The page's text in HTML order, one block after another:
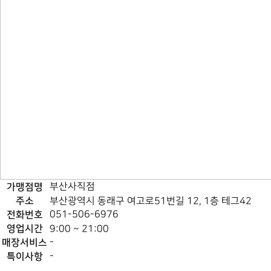
가맹점명 부산사직점
주소 부산광역시 동래구 여고로51번길 12, 1층 테그42
전화번호 051-506-6976
영업시간 9:00 ~ 21:00
매장서비스 -
특이사항 -